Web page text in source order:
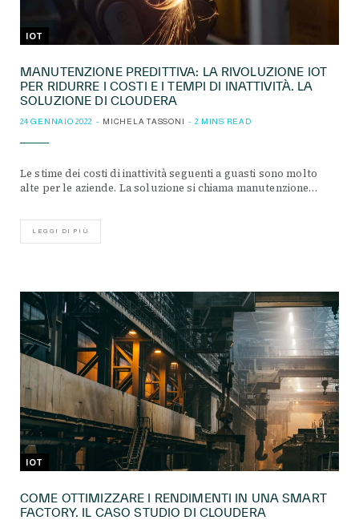
IOT
MANUTENZIONE PREDITTIVA: LA RIVOLUZIONE IOT
PER RIDURRE I COSTI E I TEMPI DI INATTIVITÀ. LA
SOLUZIONE DI CLOUDERA
24 GENNAIO 2022 MICHELA TASSONI 2 MINS READ
Le stime dei costi di inattività seguenti a guasti sono molto
alte per le aziende. La soluzione si chiama manutenzione…
LEGGI DI PIÙ
IOT
COME OTTIMIZZARE I RENDIMENTI IN UNA SMART
FACTORY. IL CASO STUDIO DI CLOUDERA